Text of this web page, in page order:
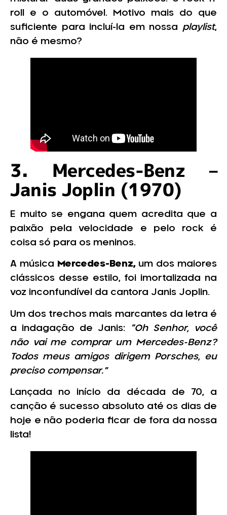
roll e o automóvel. Motivo mais do que
suficiente para incluí-la em nossa playlist,
não é mesmo?
3. Mercedes-Benz –
Janis Joplin (1970)
E muito se engana quem acredita que a
paixão pela velocidade e pelo rock é
coisa só para os meninos.
A música Mercedes-Benz, um dos maiores
clássicos desse estilo, foi imortalizada na
voz inconfundível da cantora Janis Joplin.
Um dos trechos mais marcantes da letra é
a indagação de Janis:
“Oh Senhor, você
não vai me comprar um Mercedes-Benz?
Todos meus amigos dirigem Porsches, eu
preciso compensar.”
Lançada no início da década de 70, a
canção é sucesso absoluto até os dias de
hoje e não poderia ficar de fora da nossa
lista!